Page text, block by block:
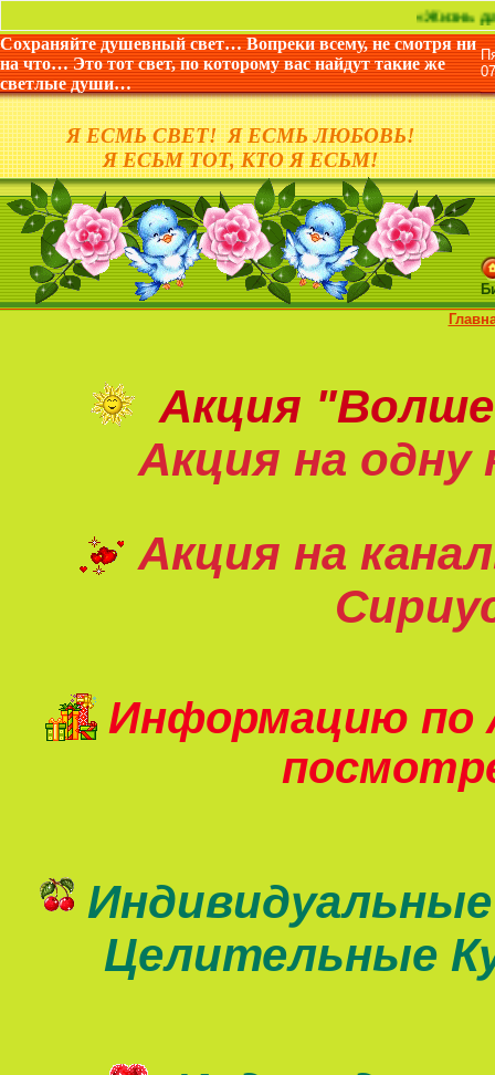
«Жизнь дана не
Сохраняйте душевный свет… Вопреки всему, не смотря ни
на что… Это тот свет, по которому вас найдут такие же
светлые души…
Я ЕСМЬ СВЕТ! Я ЕСМЬ ЛЮБОВЬ!
Я ЕСЬМ ТОТ, КТО Я ЕСЬМ!
Акция
Акция на одну
Акция на
Информацию по
Целительные